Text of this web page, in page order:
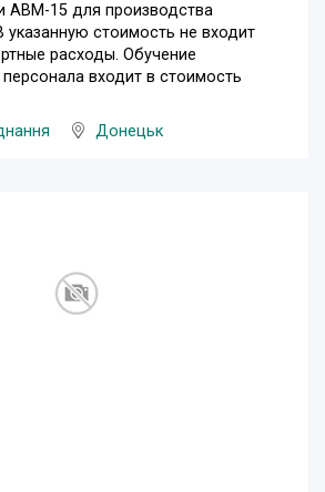
АВМ-15 для производства
указанную стоимость не входит
расходы. Обучение
входит в стоимость
Донецьк